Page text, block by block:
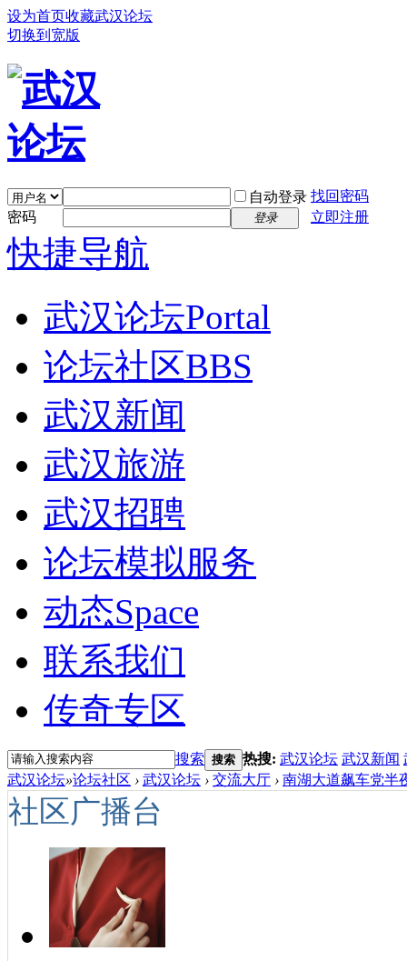
设为首页收藏武汉论坛
切换到宽版
自动登录 找回密码
密码
登录 立即注册
快捷导航
武汉论坛Portal
论坛社区BBS
武汉新闻
武汉旅游
武汉招聘
论坛模拟服务
动态Space
联系我们
传奇专区
搜索 搜索 热搜: 武汉论坛 武汉新闻
武汉论坛»论坛社区 › 武汉论坛 › 交流大厅 › 南湖大道飙车党半
社区广播台